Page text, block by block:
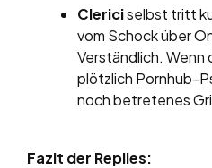
Clericiselbst tritt
vom Schock über
Verständlich.
plötzlich Pornhub-
noch betretenes
Fazit der Replies: